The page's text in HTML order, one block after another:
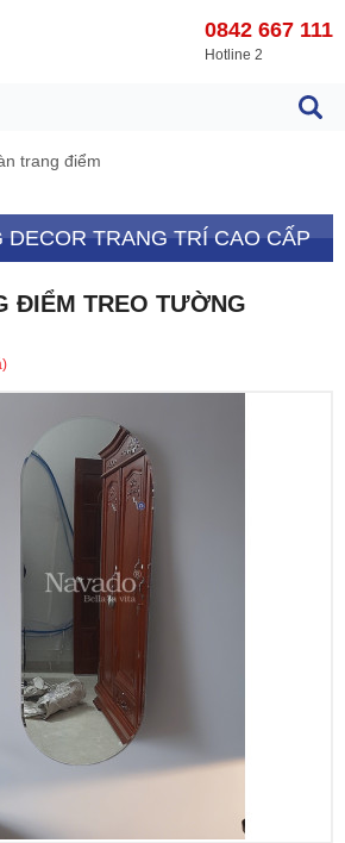
0842 667 111
Hotline 2
trang điểm
DECOR TRANG TRÍ CAO CẤP
ĐIỂM TREO TƯỜNG